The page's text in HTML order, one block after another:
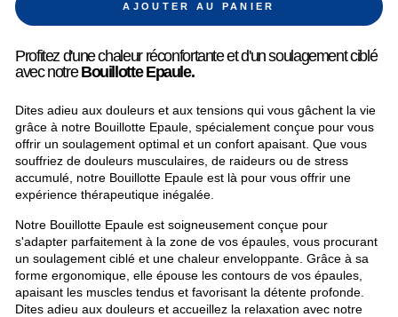
AJOUTER AU PANIER
Profitez d'une chaleur réconfortante et d'un soulagement ciblé
avec notreBouillotte Epaule.
Dites adieu aux douleurs et aux tensions qui vous gâchent la vie
grâce à notre Bouillotte Epaule, spécialement conçue pour vous
offrir un soulagement optimal et un confort apaisant. Que vous
souffriez de douleurs musculaires, de raideurs ou de stress
accumulé, notre Bouillotte Epaule est là pour vous offrir une
expérience thérapeutique inégalée.
Notre Bouillotte Epaule est soigneusement conçue pour
s'adapter parfaitement à la zone de vos épaules, vous procurant
un soulagement ciblé et une chaleur enveloppante. Grâce à sa
forme ergonomique, elle épouse les contours de vos épaules,
apaisant les muscles tendus et favorisant la détente profonde.
Dites adieu aux douleurs et accueillez la relaxation avec notre